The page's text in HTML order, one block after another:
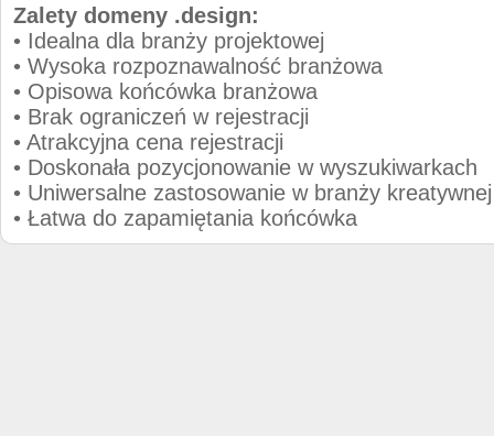
Zalety domeny .design:
• Idealna dla branży projektowej
• Wysoka rozpoznawalność branżowa
• Opisowa końcówka branżowa
• Brak ograniczeń w rejestracji
• Atrakcyjna cena rejestracji
• Doskonała pozycjonowanie w wyszukiwarkach
• Uniwersalne zastosowanie w branży kreatywnej
• Łatwa do zapamiętania końcówka